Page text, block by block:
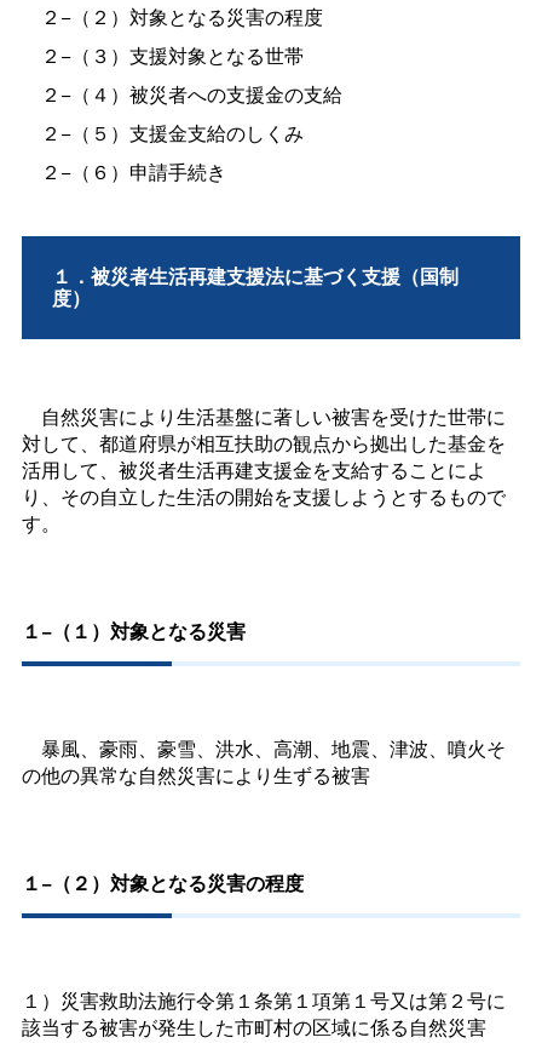
２−（２）対象となる災害の程度
２−（３）支援対象となる世帯
２−（４）被災者への支援金の支給
２−（５）支援金支給のしくみ
２−（６）申請手続き
１．被災者生活再建支援法に基づく支援（国制
度）
自然災害により生活基盤に著しい被害を受けた世帯に
対して、都道府県が相互扶助の観点から拠出した基金を
活用して、被災者生活再建支援金を支給することによ
り、その自立した生活の開始を支援しようとするもので
す。
１−（１）対象となる災害
暴風、豪雨、豪雪、洪水、高潮、地震、津波、噴火そ
の他の異常な自然災害により生ずる被害
１−（２）対象となる災害の程度
１）災害救助法施行令第１条第１項第１号又は第２号に
該当する被害が発生した市町村の区域に係る自然災害